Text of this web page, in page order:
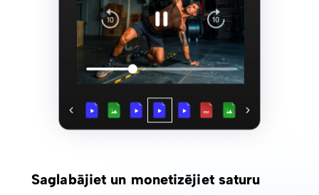
Saglabājiet un monetizējiet saturu